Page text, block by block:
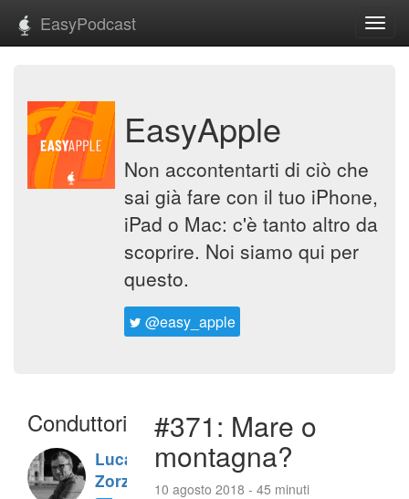
EasyPodcast
EasyApple
Non accontentarti di ciò che
sai già fare con il tuo iPhone,
iPad o Mac: c'è tanto altro da
scoprire. Noi siamo qui per
questo.
@easy_apple
Conduttori
Luca
Zorzi
#371: Mare o
montagna?
10 agosto 2018 - 45 minuti